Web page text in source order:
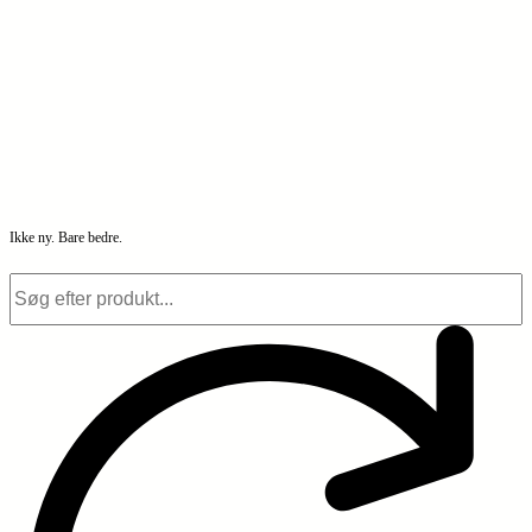
Ikke ny. Bare bedre.